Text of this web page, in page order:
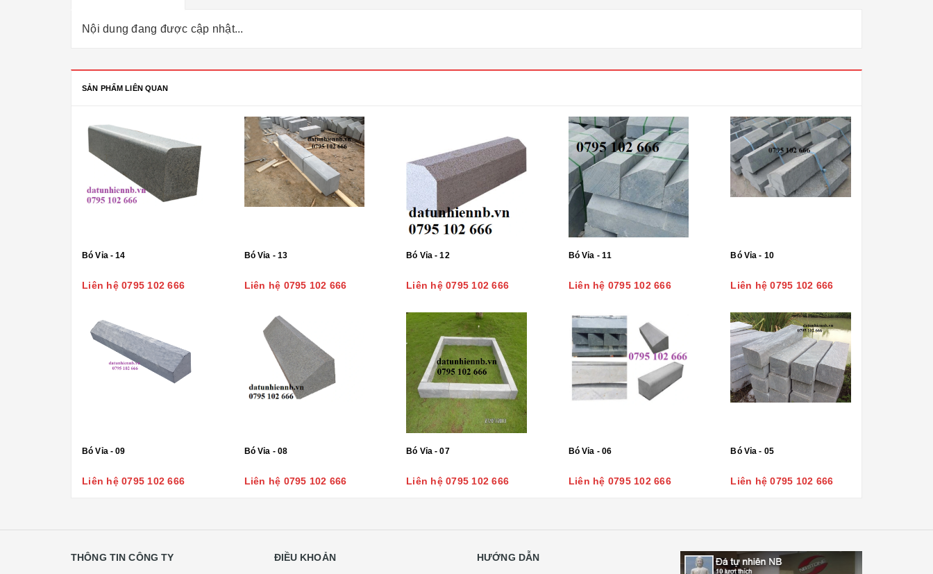
Nội dung đang được cập nhật...
SẢN PHẨM LIÊN QUAN
Bó Vỉa - 14
Liên hệ 0795 102 666
Bó Vỉa - 13
Liên hệ 0795 102 666
Bó Vỉa - 12
Liên hệ 0795 102 666
Bó Vỉa - 11
Liên hệ 0795 102 666
Bó Vỉa - 10
Liên hệ 0795 102 666
Bó Vỉa - 09
Liên hệ 0795 102 666
Bó Vỉa - 08
Liên hệ 0795 102 666
Bó Vỉa - 07
Liên hệ 0795 102 666
Bó Vỉa - 06
Liên hệ 0795 102 666
Bó Vỉa - 05
Liên hệ 0795 102 666
THÔNG TIN CÔNG TY ĐIỀU KHOẢN HƯỚNG DẪN